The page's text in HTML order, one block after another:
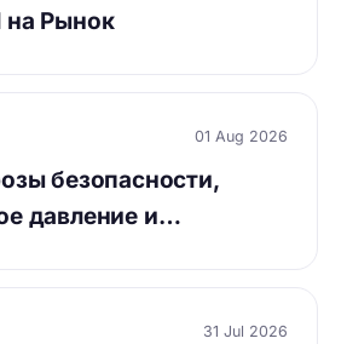
на Рынок
01 Aug 2026
безопасности,
давление и…
31 Jul 2026